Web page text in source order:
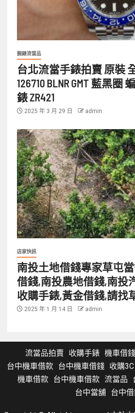
腕錶流當品
台北流當手錶拍賣 原裝
126710 BLNR GMT 藍黑圈
錶 ZR421
2025 年 3 月 29 日 admin
店家快訊
南投土地借錢專家草屯
借錢,南投農地借錢,南投
收購手錶,黃金借錢,請找
2025 年 1 月 14 日 admin
流當品拍賣 收購手錶 機車借錢
台中機車借款
台中機車借錢 收購3C
機車借款 台中機車借款 流當品
台中當舖 台中